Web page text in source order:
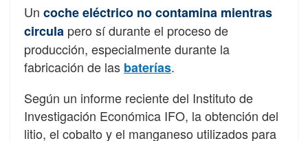
Un coche eléctrico no contamina mientras
circula pero sí durante el proceso de
producción, especialmente durante la
fabricación de las baterías.
Según un informe reciente del Instituto de
Investigación Económica IFO, la obtención del
litio, el cobalto y el manganeso utilizados para